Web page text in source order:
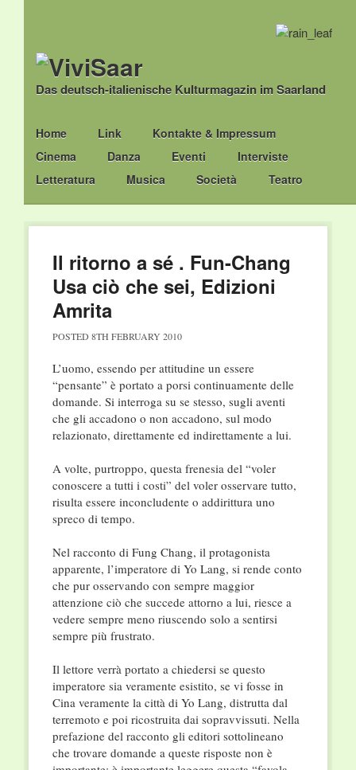
Das deutsch-italienische Kulturmagazin im Saarland
Main menu
Skip
to
content
Home Link
Kontakte & Impressum
Cinema
Danza Eventi
Interviste
Letteratura
Musica Società Teatro
Il ritorno a sé . Fun-Chang
Usa ciò che sei, Edizioni
Amrita
POSTED 8TH FEBRUARY 2010
L’uomo, essendo per attitudine un essere
“pensante” è portato a porsi continuamente delle
domande. Si interroga su se stesso, sugli aventi
che gli accadono o non accadono, sul modo
relazionato, direttamente ed indirettamente a lui.
A volte, purtroppo, questa frenesia del “voler
conoscere a tutti i costi” del voler osservare tutto,
risulta essere inconcludente o addirittura uno
spreco di tempo.
Nel racconto di Fung Chang, il protagonista
apparente, l’imperatore di Yo Lang, si rende conto
che pur osservando con sempre maggior
attenzione ciò che succede attorno a lui, riesce a
vedere sempre meno riuscendo solo a sentirsi
sempre più frustrato.
Il lettore verrà portato a chiedersi se questo
imperatore sia veramente esistito, se vi fosse in
Cina veramente la città di Yo Lang, distrutta dal
terremoto e poi ricostruita dai sopravvissuti. Nella
prefazione del racconto gli editori sottolineano
che trovare domande a queste risposte non è